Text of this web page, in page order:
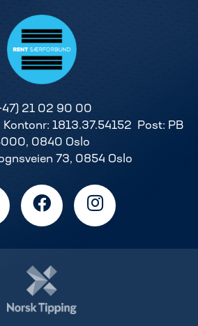
21 02 90 00
Kontonr: 1813.37.54152 Post: PB
0840 Oslo
73, 0854 Oslo